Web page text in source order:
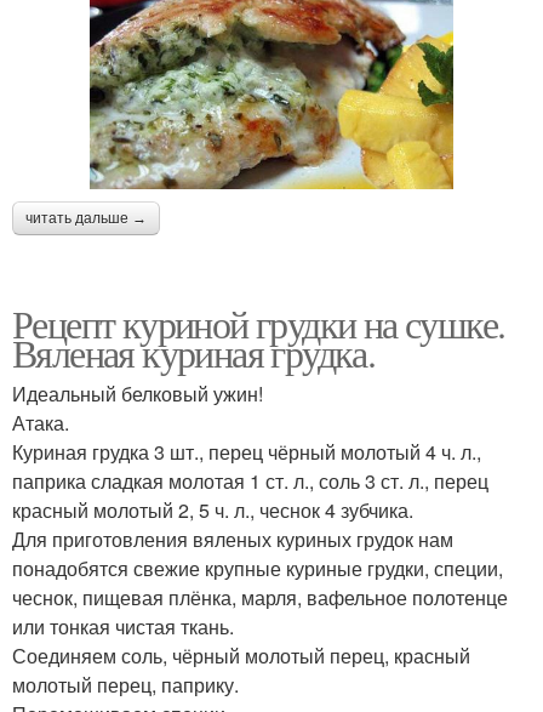
читать дальше →
Рецепт куриной грудки на сушке.
Вяленая куриная грудка.
Идеальный белковый ужин!
Атака.
Куриная грудка 3 шт., перец чёрный молотый 4 ч. л.,
паприка сладкая молотая 1 ст. л., соль 3 ст. л., перец
красный молотый 2, 5 ч. л., чеснок 4 зубчика.
Для приготовления вяленых куриных грудок нам
понадобятся свежие крупные куриные грудки, специи,
чеснок, пищевая плёнка, марля, вафельное полотенце
или тонкая чистая ткань.
Соединяем соль, чёрный молотый перец, красный
молотый перец, паприку.